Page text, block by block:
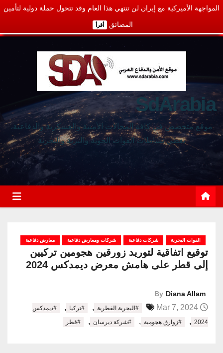
المواجهة الأميركية مع إيران لن تنتهي هذا العام وقد تتحول حملة دولية لتأمين
المضائق أقرأ
SdArabia
موقع متخصص في كافة المجالات الأمنية والعسكرية والدفاعية،
يغطي نشاطات القوات الجوية والبرية والبحرية
القوات البحرية شركات دفاعية شركات ومعارض دفاعية معارض دفاعية
توقيع اتفاقية لتوريد زورقين هجومين تركيين
إلى قطر على هامش معرض ديمدكس 2024
By Diana Allam
#البحرية القطرية , #تركيا ,
#ديمدكس
2024
, #زوارق هجومية , #شركة ديرسان , #قطر